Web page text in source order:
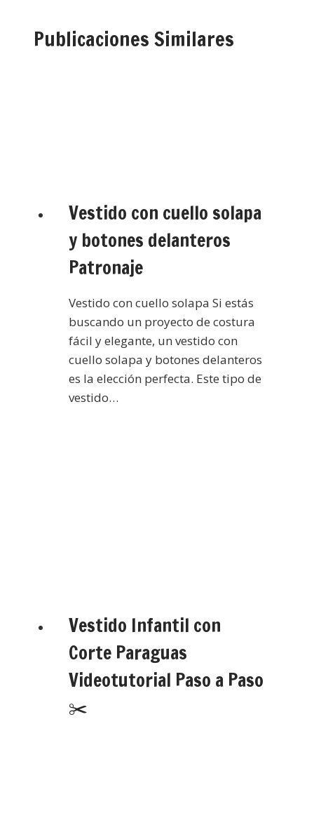
Publicaciones Similares
Vestido con cuello solapa
y botones delanteros
Patronaje
Vestido con cuello solapa Si estás
buscando un proyecto de costura
fácil y elegante, un vestido con
cuello solapa y botones delanteros
es la elección perfecta. Este tipo de
vestido…
Vestido Infantil con
Corte Paraguas
Videotutorial Paso a Paso
✂️